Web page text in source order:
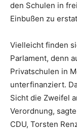
den Schulen in
Einbußen zu
Vielleicht finden
Parlament, denn
Privatschulen in
unterfinanziert.
Sicht die Zweifel
Verordnung,
CDU, Torsten